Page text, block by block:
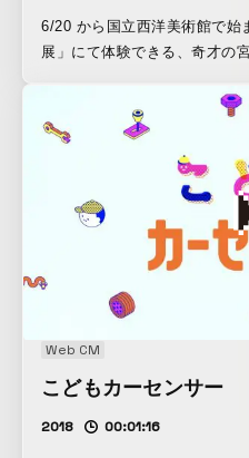
6/20 から国立西洋美術館で始
展」にて体験できる、奇才の
それに伴い放送される NHK
白TV」という番組内で、本イ
取材いただきました。
Web CM
こどもカーセンサー
2018 00:01:16